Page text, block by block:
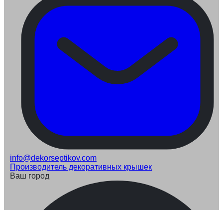
info@dekorseptikov.com
Производитель декоративных крышек
Ваш город